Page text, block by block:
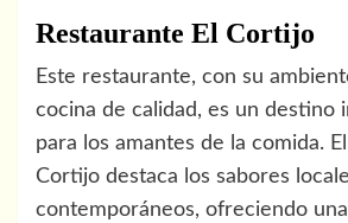
Restaurante El Cortijo
Este restaurante, con su
cocina de calidad, es un destino
para los amantes de la comida.
Cortijo destaca los sabores
contemporáneos, ofreciendo